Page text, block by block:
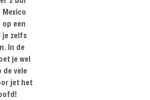
Mexico
een
je zelfs
In de
je wel
de vele
jet het